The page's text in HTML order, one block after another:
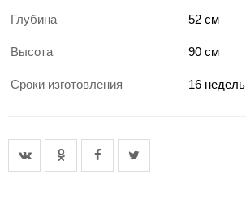
Глубина 52 см
Высота 90 см
Сроки изготовления 16 недель